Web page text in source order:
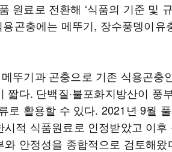
원료로 전환해 ‘식품의 기준 및
곤충에는 메뚜기, 장수풍뎅이유
뚜기과 곤충으로 기존 식용곤충
짧다. 단백질·불포화지방산이 풍
로 활용할 수 있다. 2021년 9월
적 식품원료로 인정받았고 이후
와 안정성을 종합적으로 검토해